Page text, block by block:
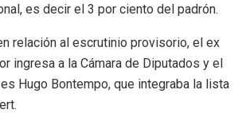
es decir el 3 por ciento del padrón.
relación al escrutinio provisorio, el ex
ingresa a la Cámara de Diputados y el
Hugo Bontempo, que integraba la lista